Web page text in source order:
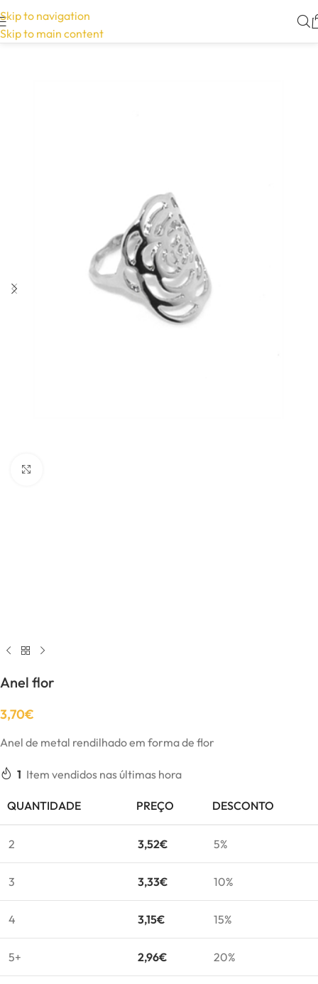
Skip to navigation
Skip to main content
Anel flor
3,70€
Anel de metal rendilhado em forma de flor
1 Item vendidos nas últimas hora
QUANTIDADE PREÇO DESCONTO
2 3,52€ 5%
3 3,33€ 10%
4 3,15€ 15%
5+ 2,96€ 20%